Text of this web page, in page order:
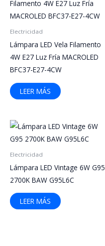
Electricidad
Lámpara LED Vela Filamento
4W E27 Luz Fría MACROLED
BFC37-E27-4CW
LEER MÁS
Electricidad
Lámpara LED Vintage 6W G95
2700K BAW G95L6C
LEER MÁS